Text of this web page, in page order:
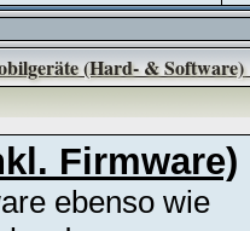
(Hard- & Software)
Firmware)
ebenso wie